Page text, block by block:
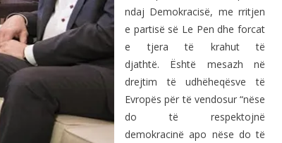
ndaj Demokracisë, me rritjen
e partisë së Le Pen dhe forcat
e tjera të krahut të
djathtë. Është mesazh në
drejtim të udhëheqësve të
Evropës për të vendosur “nëse
do të respektojnë
demokracinë apo nëse do të